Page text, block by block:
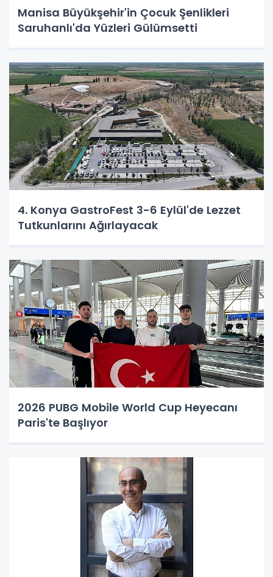
Manisa Büyükşehir'in Çocuk Şenlikleri
Saruhanlı'da Yüzleri Gülümsetti
4. Konya GastroFest 3-6 Eylül'de Lezzet
Tutkunlarını Ağırlayacak
2026 PUBG Mobile World Cup Heyecanı
Paris'te Başlıyor